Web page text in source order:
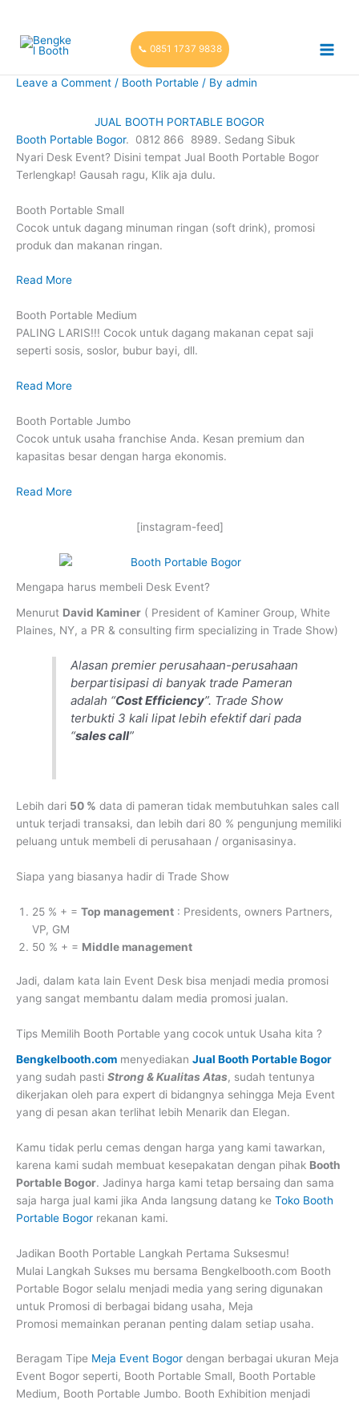
content
📞 0851 1737 9838
Leave a Comment / Booth Portable / By admin
JUAL BOOTH PORTABLE BOGOR
Booth Portable Bogor. 0812 866 8989. Sedang Sibuk
Nyari Desk Event? Disini tempat Jual Booth Portable Bogor
Terlengkap! Gausah ragu, Klik aja dulu.
Booth Portable Small
Cocok untuk dagang minuman ringan (soft drink), promosi
produk dan makanan ringan.
Read More
Booth Portable Medium
PALING LARIS!!! Cocok untuk dagang makanan cepat saji
seperti sosis, soslor, bubur bayi, dll.
Read More
Booth Portable Jumbo
Cocok untuk usaha franchise Anda. Kesan premium dan
kapasitas besar dengan harga ekonomis.
Read More
[instagram-feed]
Mengapa harus membeli Desk Event?
Menurut David Kaminer ( President of Kaminer Group, White
Plaines, NY, a PR & consulting firm specializing in Trade Show)
Alasan premier perusahaan-perusahaan
berpartisipasi di banyak trade Pameran
adalah “Cost Efficiency”. Trade Show
terbukti 3 kali lipat lebih efektif dari pada
“sales call”
Lebih dari 50 % data di pameran tidak membutuhkan sales call
untuk terjadi transaksi, dan lebih dari 80 % pengunjung memiliki
peluang untuk membeli di perusahaan / organisasinya.
Siapa yang biasanya hadir di Trade Show
25 % + = Top management : Presidents, owners Partners,
VP, GM
50 % + = Middle management
Jadi, dalam kata lain Event Desk bisa menjadi media promosi
yang sangat membantu dalam media promosi jualan.
Tips Memilih Booth Portable yang cocok untuk Usaha kita ?
Bengkelbooth.com menyediakan Jual Booth Portable Bogor
yang sudah pasti Strong & Kualitas Atas, sudah tentunya
dikerjakan oleh para expert di bidangnya sehingga Meja Event
yang di pesan akan terlihat lebih Menarik dan Elegan.
Kamu tidak perlu cemas dengan harga yang kami tawarkan,
karena kami sudah membuat kesepakatan dengan pihak Booth
Portable Bogor. Jadinya harga kami tetap bersaing dan sama
saja harga jual kami jika Anda langsung datang ke Toko Booth
Portable Bogor rekanan kami.
Jadikan Booth Portable Langkah Pertama Suksesmu!
Mulai Langkah Sukses mu bersama Bengkelbooth.com Booth
Portable Bogor selalu menjadi media yang sering digunakan
untuk Promosi di berbagai bidang usaha, Meja
Promosi memainkan peranan penting dalam setiap usaha.
Beragam Tipe Meja Event Bogor dengan berbagai ukuran Meja
Event Bogor seperti, Booth Portable Small, Booth Portable
Medium, Booth Portable Jumbo. Booth Exhibition menjadi